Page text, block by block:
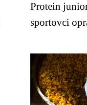
Protein
sportovci